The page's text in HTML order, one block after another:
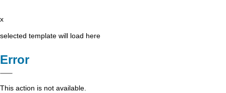
x
selected template will load here
Error
This action is not available.